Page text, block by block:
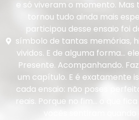
e só viveram o momento. Mas
tornou tudo ainda mais
participou desse ensaio foi
símbolo de tantas memórias,
vividos. E de alguma forma…
Presente. Acompanhando.
um capítulo. E é exatamente
cada ensaio: não poses
reais. Porque no fim… o que
vocês sentiram